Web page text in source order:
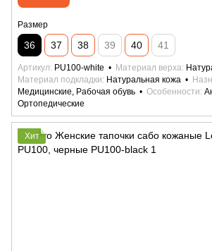
Размер
36 37 38 39 40 41
Артикул PU100-white Материал верха
Материал подкладки
Натуральная кожа
Медицинские, Рабочая обувь
Особенности
Ортопедические
Хит